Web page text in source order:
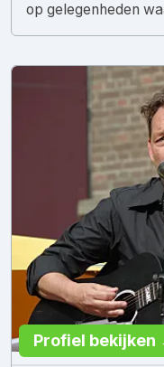
op gelegenheden
Profiel bekijken